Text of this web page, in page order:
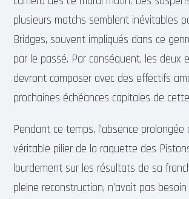
plusieurs matchs semblent inévitables
Bridges, souvent impliqués dans ce
par le passé. Par conséquent, les deux
devront composer avec des effectifs
prochaines échéances capitales de
Pendant ce temps, l’absence prolongée
véritable pilier de la raquette des
lourdement sur les résultats de sa
pleine reconstruction, n’avait pas besoin